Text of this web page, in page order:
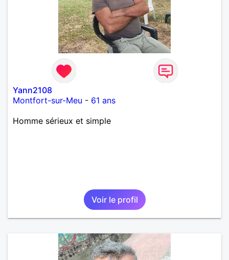
Yann2108
Montfort-sur-Meu - 61 ans
Homme sérieux et simple
Voir le profil